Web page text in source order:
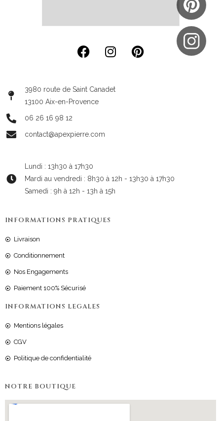
3980 route de Saint Canadet
13100 Aix-en-Provence
06 26 16 98 12
contact@apexpierre.com
Lundi : 13h30 à 17h30
Mardi au vendredi : 8h30 à 12h - 13h30 à 17h30
Samedi : 9h à 12h - 13h à 15h
INFORMATIONS PRATIQUES
Livraison
Conditionnement
Nos Engagements
Paiement 100% Sécurisé
INFORMATIONS LEGALES
Mentions légales
CGV
Politique de confidentialité
NOTRE BOUTIQUE